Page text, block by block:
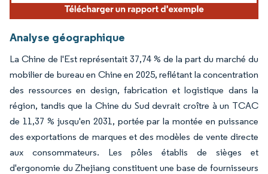
Analyse géographique
La Chine de l'Est représentait 37,74 % de la part du marché du
mobilier de bureau en Chine en 2025, reflétant la concentration
des ressources en design, fabrication et logistique dans la
région, tandis que la Chine du Sud devrait croître à un TCAC
de 11,37 % jusqu'en 2031, portée par la montée en puissance
des exportations de marques et des modèles de vente directe
aux consommateurs. Les pôles établis de sièges et
d'ergonomie du Zhejiang constituent une base de fournisseurs